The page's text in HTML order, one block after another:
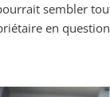
sembler
en